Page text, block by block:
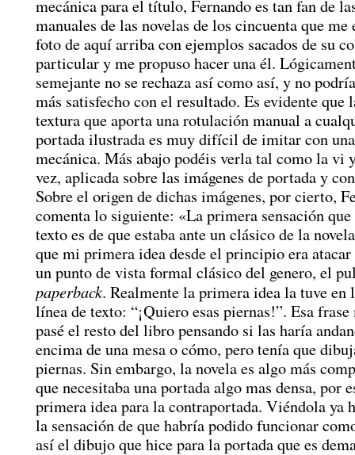
mecánica para el título, Fernando es tan fan de
manuales de las novelas de los cincuenta que me
foto de aquí arriba con ejemplos sacados de su
particular y me propuso hacer una él.
semejante no se rechaza así como así, y no
más satisfecho con el resultado. Es evidente que
textura que aporta una rotulación manual a
portada ilustrada es muy difícil de imitar con
mecánica. Más abajo podéis verla tal como la vi
vez, aplicada sobre las imágenes de portada y
Sobre el origen de dichas imágenes, por cierto,
comenta lo siguiente: «La primera sensación
texto es de que estaba ante un clásico de la
que mi primera idea desde el principio era atacar
un punto de vista formal clásico del genero, el
paperback. Realmente la primera idea la tuve en
línea de texto: “¡Quiero esas piernas!”. Esa
pasé el resto del libro pensando si las haría
encima de una mesa o cómo, pero tenía que
piernas. Sin embargo, la novela es algo más
que necesitaba una portada algo mas densa, por
primera idea para la contraportada. Viéndola ya
la sensación de que habría podido funcionar
así el dibujo que hice para la portada que es